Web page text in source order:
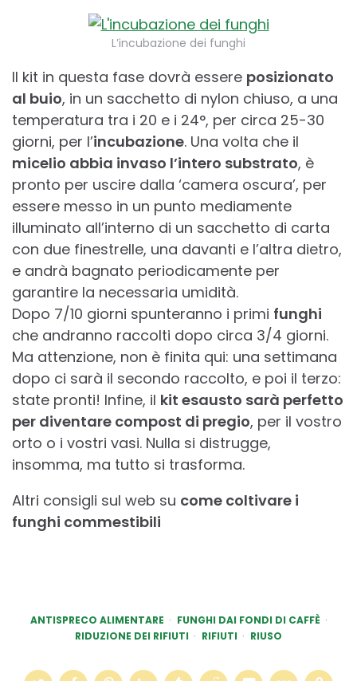
L’incubazione dei funghi
Il kit in questa fase dovrà essere posizionato
al buio, in un sacchetto di nylon chiuso, a una
temperatura tra i 20 e i 24°, per circa 25-30
giorni, per l’incubazione. Una volta che il
micelio abbia invaso l’intero substrato, è
pronto per uscire dalla ‘camera oscura’, per
essere messo in un punto mediamente
illuminato all’interno di un sacchetto di carta
con due finestrelle, una davanti e l’altra dietro,
e andrà bagnato periodicamente per
garantire la necessaria umidità.
Dopo 7/10 giorni spunteranno i primi funghi
che andranno raccolti dopo circa 3/4 giorni.
Ma attenzione, non è finita qui: una settimana
dopo ci sarà il secondo raccolto, e poi il terzo:
state pronti! Infine, il kit esausto sarà perfetto
per diventare compost di pregio, per il vostro
orto o i vostri vasi. Nulla si distrugge,
insomma, ma tutto si trasforma.
Altri consigli sul web su come coltivare i
funghi commestibili
ANTISPRECO ALIMENTARE
FUNGHI DAI FONDI DI CAFFÈ
RIDUZIONE DEI RIFIUTI
RIFIUTI RIUSO